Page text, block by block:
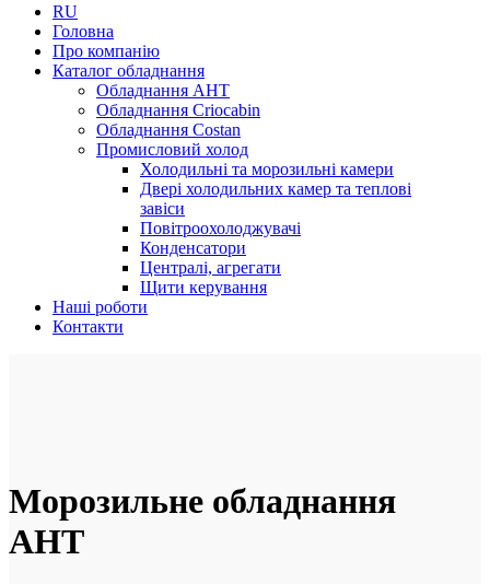
RU
Головна
Про компанію
Каталог обладнання
Обладнання AHT
Обладнання Criocabin
Обладнання Costan
Промисловий холод
Холодильні та морозильні камери
Двері холодильних камер та теплові
завіси
Повітроохолоджувачі
Конденсатори
Централі, агрегати
Щити керування
Наші роботи
Контакти
Морозильне обладнання
AHT